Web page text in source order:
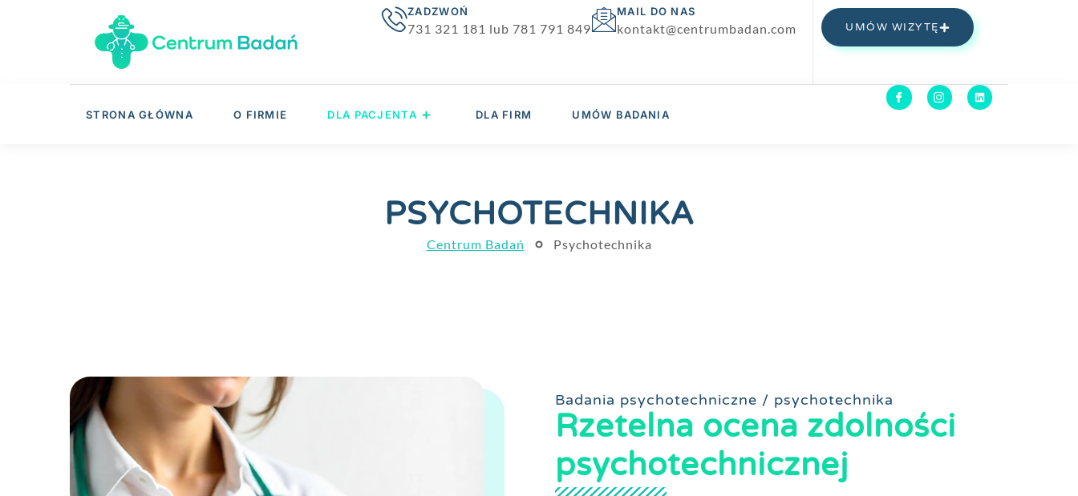
STRONA GŁÓWNA O FIRMIE DLA PACJENTA DLA FIRM UMÓW BADANIA
MAIL DO NAS
kontakt@centrumbadan.com
ZADZWOŃ
731 321 181 lub 781 791 849 UMÓW WIZYTĘ
STRONA GŁÓWNA O FIRMIE DLA PACJENTA DLA FIRM UMÓW BADANIA
PSYCHOTECHNIKA
Centrum Badań Psychotechnika
Badania psychotechniczne / psychotechnika
Rzetelna ocena zdolności
psychotechnicznej